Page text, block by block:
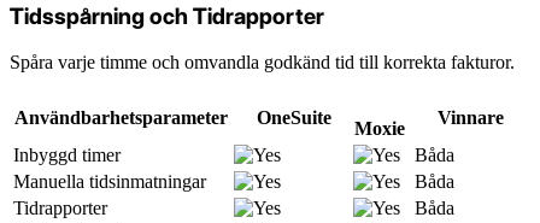
Tidsspårning och Tidrapporter
Spåra varje timme och omvandla godkänd tid till korrekta fakturor.
Användbarhetsparameter OneSuite
Moxie
Vinnare
Inbyggd timer
Båda
Manuella tidsinmatningar
Båda
Tidrapporter
Båda